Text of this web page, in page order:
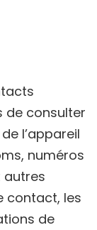
de consulter
l’appareil
numéros
autres
contact, les
de